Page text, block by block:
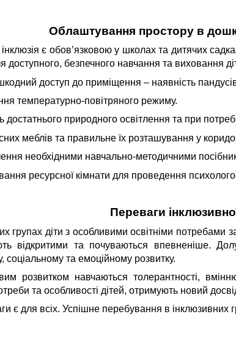
Облаштування простору в
є обов’язковою у школах та дитячих
доступного, безпечного навчання та виховання
доступ до приміщення – наявність
температурно-повітряного режиму.
достатнього природного освітлення та при
меблів та правильне їх розташування у
необхідними навчально-методичними
ресурсної кімнати для проведення
Переваги
групах діти з особливими освітніми потребами
відкритими та почуваються впевненіше.
соціальному та емоційному розвитку.
розвитком навчаються толерантності,
та особливості дітей, отримують новий
є для всіх. Успішне перебування в інклюзивних